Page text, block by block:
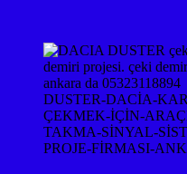
DUSTER-DACİA-
ÇEKMEK-İÇİN-
TAKMA-SİNYAL-
PROJE-FİRMASI-